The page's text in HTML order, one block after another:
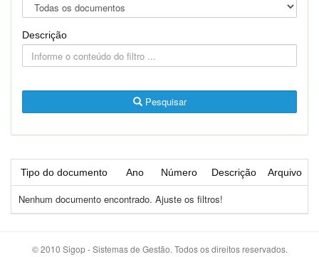
Descrição
Pesquisar
Tipo do documento Ano Número Descrição Arquivo
Nenhum documento encontrado. Ajuste os filtros!
© 2010 Sigop - Sistemas de Gestão. Todos os direitos reservados.